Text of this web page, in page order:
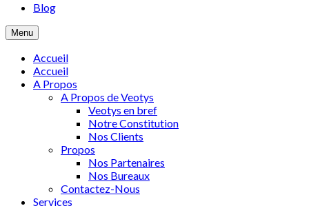
Blog
Menu
Accueil
Accueil
A Propos
A Propos de Veotys
Veotys en bref
Notre Constitution
Nos Clients
Propos
Nos Partenaires
Nos Bureaux
Contactez-Nous
Services